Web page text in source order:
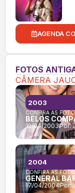
AGENDA
FOTOS
CÂMERA
CONFIRA AS
BELOS
12/04/2003Por:
2003
CONFIRA AS
GENERAL
17/04/2004Por:
2004